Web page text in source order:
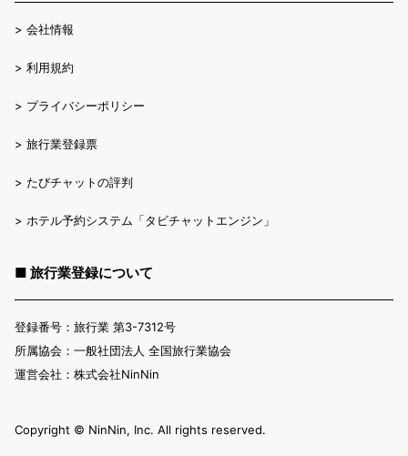
> 会社情報
> 利用規約
> プライバシーポリシー
> 旅行業登録票
> たびチャットの評判
> ホテル予約システム「タビチャットエンジン」
■ 旅行業登録について
登録番号：旅行業 第3-7312号
所属協会：一般社団法人 全国旅行業協会
運営会社：株式会社NinNin
Copyright ©︎ NinNin, Inc. All rights reserved.